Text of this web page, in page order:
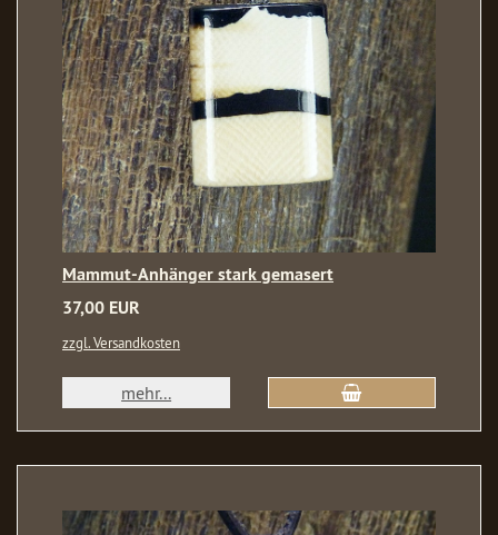
Mammut-Anhänger stark gemasert
37,00 EUR
zzgl. Versandkosten
mehr...